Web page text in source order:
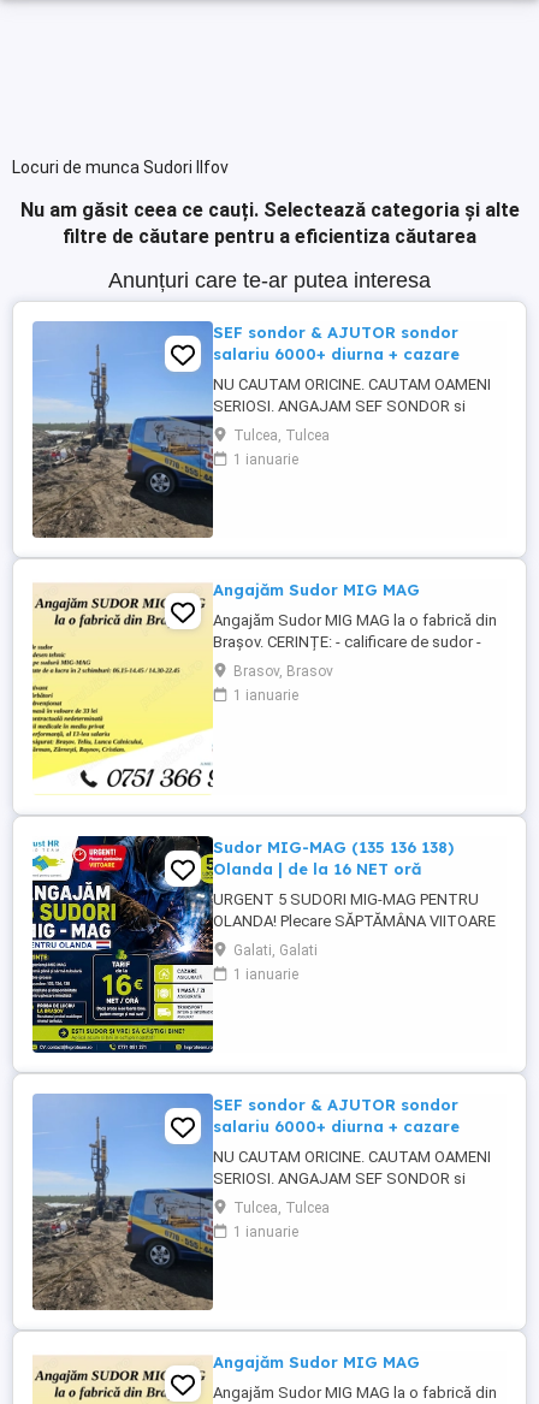
Locuri de munca Sudori Ilfov
Nu am găsit ceea ce cauți. Selectează categoria și alte
filtre de căutare pentru a eficientiza căutarea
Anunțuri care te-ar putea interesa
SEF sondor & AJUTOR sondor
salariu 6000+ diurna + cazare
NU CAUTAM ORICINE. CAUTAM OAMENI
SERIOSI. ANGAJAM SEF SONDOR si
AJUTOR SONDOR FORAJE PUTURI APA
Vrei salariu bun, cazare asigurata,
program clar si stabilitate pe termen lung?
organizat, ...
Tulcea, Tulcea
1 ianuarie
Angajăm Sudor MIG MAG
Angajăm Sudor MIG MAG la o fabrică din
Brașov. CERINȚE: - calificare de sudor -
cunoștințe desen tehnic - experiență pe
sudură MIG-MAG - disponibilitate pentru
lucru în 2 schimburi: 06.15-14.45 14.30-
Brasov, Brasov
1 ianuarie
Sudor MIG-MAG (135 136 138)
Olanda | de la 16 NET oră
URGENT 5 SUDORI MIG-MAG PENTRU
OLANDA! Plecare SĂPTĂMÂNA VIITOARE
Tarif de la 16 NET oră și poate crește în
funcție de proba de lucru! Căutăm sudori
MIG-MAG cu experiență, pregătiți pentru
Galati, Galati
1 ianuarie
SEF sondor & AJUTOR sondor
salariu 6000+ diurna + cazare
NU CAUTAM ORICINE. CAUTAM OAMENI
SERIOSI. ANGAJAM SEF SONDOR si
AJUTOR SONDOR FORAJE PUTURI APA
Vrei salariu bun, cazare asigurata,
program clar si stabilitate pe termen lung?
organizat, ...
Tulcea, Tulcea
1 ianuarie
Angajăm Sudor MIG MAG
Angajăm Sudor MIG MAG la o fabrică din